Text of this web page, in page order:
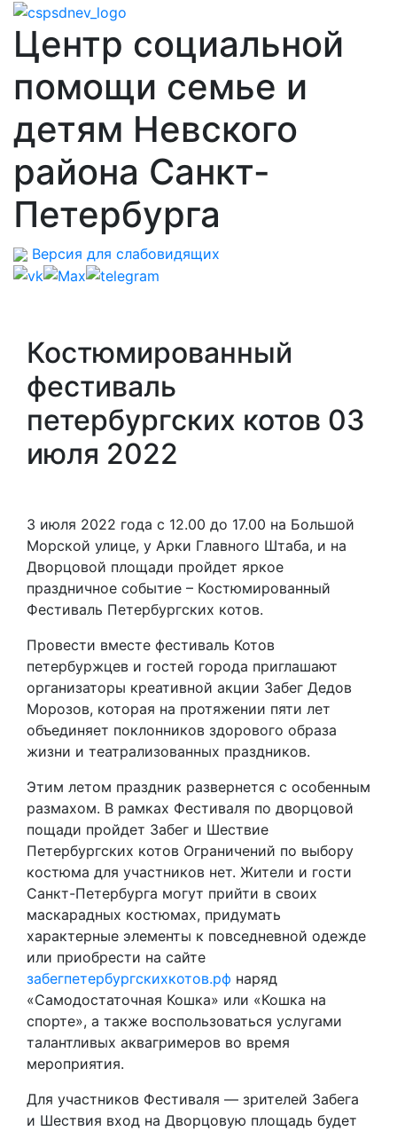
Центр социальной
помощи семье и
детям Невского
района Санкт-
Петербурга
Версия для слабовидящих
Костюмированный
фестиваль
петербургских котов 03
июля 2022
3 июля 2022 года с 12.00 до 17.00 на Большой
Морской улице, у Арки Главного Штаба, и на
Дворцовой площади пройдет яркое
праздничное событие – Костюмированный
Фестиваль Петербургских котов.
Провести вместе фестиваль Котов
петербуржцев и гостей города приглашают
организаторы креативной акции Забег Дедов
Морозов, которая на протяжении пяти лет
объединяет поклонников здорового образа
жизни и театрализованных праздников.
Этим летом праздник развернется с особенным
размахом. В рамках Фестиваля по дворцовой
пощади пройдет Забег и Шествие
Петербургских котов Ограничений по выбору
костюма для участников нет. Жители и гости
Санкт-Петербурга могут прийти в своих
маскарадных костюмах, придумать
характерные элементы к повседневной одежде
или приобрести на сайте
забегпетербургскихкотов.рф наряд
«Самодостаточная Кошка» или «Кошка на
спорте», а также воспользоваться услугами
талантливых аквагримеров во время
мероприятия.
Для участников Фестиваля — зрителей Забега
и Шествия вход на Дворцовую площадь будет